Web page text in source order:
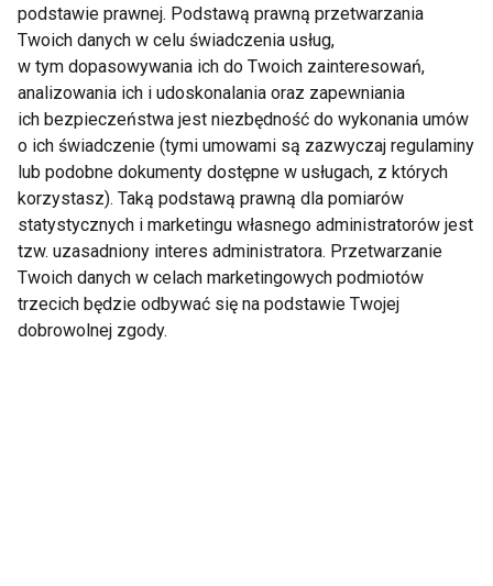
Zapisz się do naszego newslettera
Wyrażam zgodę na otrzymywanie informacji
handlowej drogą elektroniczną na podany adres e-mail
przez FIT.PL. Więcej informacji znajdziesz w Polityce
Prywatności.
ZAPISZ SIĘ
podstawie prawnej. Podstawą prawną przetwarzania
Twoich danych w celu świadczenia usług,
w tym dopasowywania ich do Twoich zainteresowań,
analizowania ich i udoskonalania oraz zapewniania
ich bezpieczeństwa jest niezbędność do wykonania umów
o ich świadczenie (tymi umowami są zazwyczaj regulaminy
lub podobne dokumenty dostępne w usługach, z których
korzystasz). Taką podstawą prawną dla pomiarów
statystycznych i marketingu własnego administratorów jest
tzw. uzasadniony interes administratora. Przetwarzanie
Twoich danych w celach marketingowych podmiotów
trzecich będzie odbywać się na podstawie Twojej
dobrowolnej zgody.